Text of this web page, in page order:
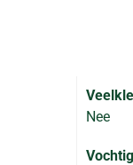
Nee